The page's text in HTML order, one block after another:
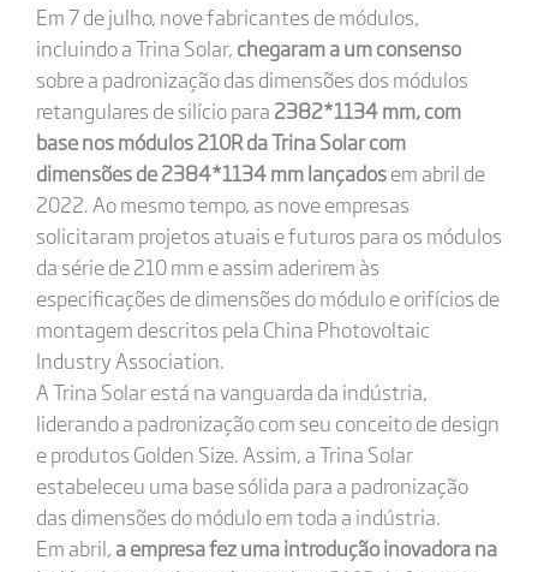
Em 7 de julho, nove fabricantes de módulos,
incluindo a Trina Solar, chegaram a um consenso
sobre a padronização das dimensões dos módulos
retangulares de silício para 2382*1134 mm, com
base nos módulos 210R da Trina Solar com
dimensões de 2384*1134 mm lançadosem abril de
2022. Ao mesmo tempo, as nove empresas
solicitaram projetos atuais e futuros para os módulos
da série de 210 mm e assim aderirem às
especificações de dimensões do módulo e orifícios de
montagem descritos pela China Photovoltaic
Industry Association.
A Trina Solar está na vanguarda da indústria,
liderando a padronização com seu conceito de design
e produtos Golden Size. Assim, a Trina Solar
estabeleceu uma base sólida para a padronização
das dimensões do módulo em toda a indústria.
Em abril, a empresa fez uma introdução inovadora na